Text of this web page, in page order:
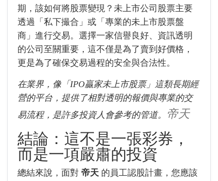
期，該如何將股票變現？未上市公司股票主要
透過「私下撮合」或「專業的未上市股票盤
商」進行交易。選擇一家信譽良好、資訊透明
的公司至關重要，這不僅是為了賣到好價格，
更是為了確保交易過程的安全與合法性。
在業界，像「IPO贏家未上市股票」這類長期經
營的平台，提供了相對透明的報價與專業的交
易流程，是許多投資人會參考的管道。
帝天
結論：這不是一張彩券，
而是一項嚴肅的投資
總結來說，面對 帝天 的員工認股計畫，您應該